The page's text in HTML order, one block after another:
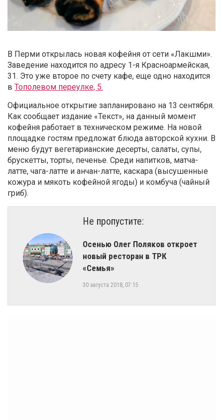
В Перми открылась новая кофейня от сети «Лакшми».
Заведение находится по адресу 1-я Красноармейская,
31. Это уже второе по счету кафе, еще одно находится
в Тополевом переулке, 5.
Официальное открытие запланировано на 13 сентября.
Как сообщает издание «Текст», на данный момент
кофейня работает в техническом режиме. На новой
площадке гостям предложат блюда авторской кухни. В
меню будут вегетарианские десерты, салаты, супы,
брускетты, торты, печенье. Среди напитков, матча-
латте, чага-латте и анчан-латте, каскара (высушенные
кожура и мякоть кофейной ягоды) и комбуча (чайный
гриб).
Не пропустите:
Осенью Олег Поляков откроет
новый ресторан в ТРК
«Семья»
30 августа 2018, 07:15